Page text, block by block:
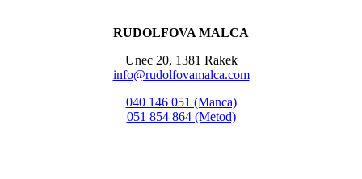
RUDOLFOVA MALCA
Unec 20, 1381 Rakek
info@rudolfovamalca.com
040 146 051 (Manca)
051 854 864 (Metod)